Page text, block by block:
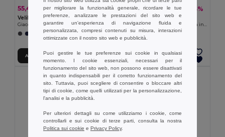
55,40 € 94,39 € -41%
Velilla 36059
+1 Colori
Aggiungi al carrello
23,10 € 35,25 € -34%
Velilla 36136
Gilet soft shell (280g/m²), con fodera in pile, in poliestere (94%) ed elastan (6%)
+2 Colori
Aggiungi al carrello
per migliorare la funzionalità generale, ricordare le tue
preferenze, analizzare le prestazioni del sito web e
garantire un'esperienza di navigazione fluida e
personalizzata, compresi contenuti su misura, interazioni
ottimizzate con il nostro sito web e pubblicità.
Puoi gestire le tue preferenze sui cookie in qualsiasi
momento. I cookie essenziali, necessari per il
funzionamento del sito web, non possono essere disattivati
in quanto indispensabili per il corretto funzionamento del
sito. Tuttavia, puoi scegliere di consentire o bloccare altri
tipi di cookie, come quelli utilizzati per la personalizzazione,
l'analisi e la pubblicità.
Per ulteriori dettagli su come utilizziamo i cookie, come
controllarli e sui cookie di terze parti, consulta la nostra
Politica sui cookie e Privacy Policy.